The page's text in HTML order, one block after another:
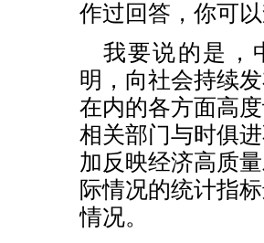
作过回答，你可以
我要说的是，
明，向社会持续
在内的各方面高
相关部门与时俱
加反映经济高质
际情况的统计指
情况。